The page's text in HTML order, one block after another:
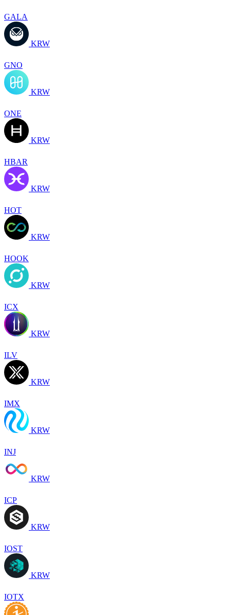
GALA
KRW
GNO
KRW
ONE
KRW
HBAR
KRW
HOT
KRW
HOOK
KRW
ICX
KRW
ILV
KRW
IMX
KRW
INJ
KRW
ICP
KRW
IOST
KRW
IOTX